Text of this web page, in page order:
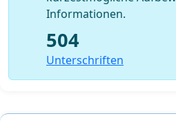
Informationen.
504
Unterschriften